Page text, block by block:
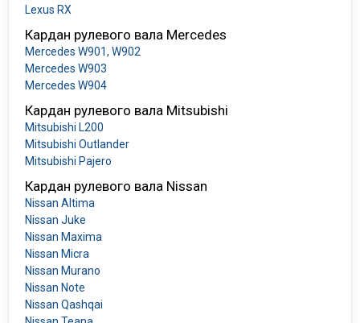
Lexus RX
Кардан рулевого вала Mercedes
Mercedes W901, W902
Mercedes W903
Mercedes W904
Кардан рулевого вала Mitsubishi
Mitsubishi L200
Mitsubishi Outlander
Mitsubishi Pajero
Кардан рулевого вала Nissan
Nissan Altima
Nissan Juke
Nissan Maxima
Nissan Micra
Nissan Murano
Nissan Note
Nissan Qashqai